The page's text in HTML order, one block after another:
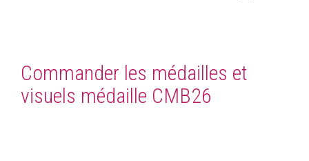
Commander les médailles et
visuels médaille CMB26